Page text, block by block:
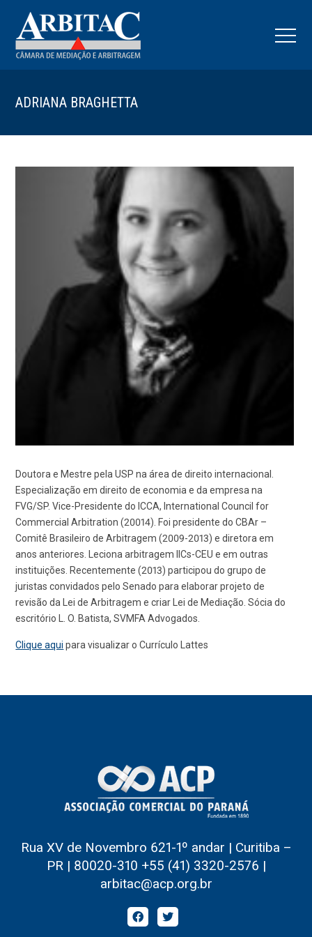
ADRIANA BRAGHETTA
Doutora e Mestre pela USP na área de direito internacional.
Especialização em direito de economia e da empresa na
FVG/SP. Vice-Presidente do ICCA, International Council for
Commercial Arbitration (20014). Foi presidente do CBAr –
Comitê Brasileiro de Arbitragem (2009-2013) e diretora em
anos anteriores. Leciona arbitragem IICs-CEU e em outras
instituições. Recentemente (2013) participou do grupo de
juristas convidados pelo Senado para elaborar projeto de
revisão da Lei de Arbitragem e criar Lei de Mediação. Sócia do
escritório L. O. Batista, SVMFA Advogados.
Clique aqui para visualizar o Currículo Lattes
Rua XV de Novembro 621-1º andar | Curitiba –
PR | 80020-310 +55 (41) 3320-2576 |
arbitac@acp.org.br